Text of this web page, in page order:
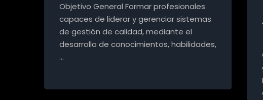
Objetivo General Formar profesionales
capaces de liderar y gerenciar sistemas
de gestión de calidad, mediante el
desarrollo de conocimientos, habilidades,
…